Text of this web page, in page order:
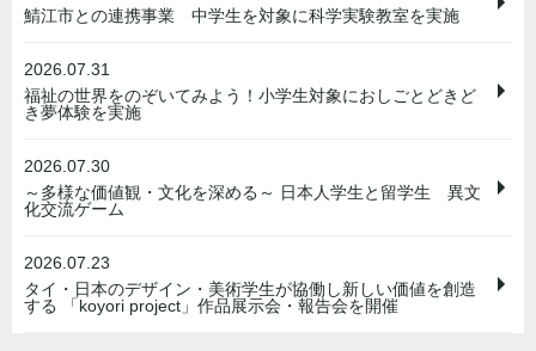
鯖江市との連携事業 中学生を対象に科学実験教室を実施
2026.07.31
福祉の世界をのぞいてみよう！小学生対象におしごとどきど
き夢体験を実施
2026.07.30
～多様な価値観・文化を深める～ 日本人学生と留学生 異文
化交流ゲーム
2026.07.23
タイ・日本のデザイン・美術学生が協働し新しい価値を創造
する 「koyori project」作品展示会・報告会を開催